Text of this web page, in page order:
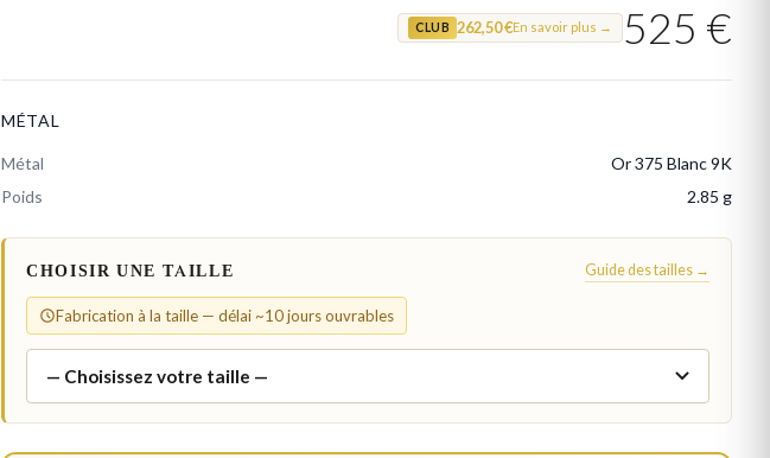
CLUB 262,50 €En savoir plus → 525 €
MÉTAL
Métal
Or 375 Blanc 9K
Poids
2.85 g
CHOISIR UNE TAILLE Guide des tailles →
Fabrication à la taille — délai ~10 jours ouvrables